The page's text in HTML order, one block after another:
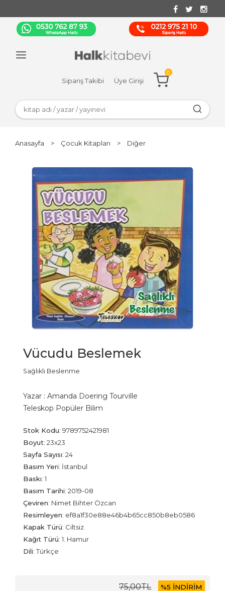
Sipariş Takibi Üye Girişi
0
Anasayfa > Çocuk Kitapları > Diğer
Vücudu Beslemek
Sağlıklı Beslenme
Yazar : Amanda Doering Tourville
Teleskop Popüler Bilim
Stok Kodu: 9789752421981
Boyut: 23x23
Sayfa Sayısı: 24
Basım Yeri: İstanbul
Baskı: 1
Basım Tarihi: 2019-08
Çeviren: Nimet Bihter Özcan
Resimleyen: ef8a1f30e88e46b4b65cc850b8eb0586
Kapak Türü: Ciltsiz
Kağıt Türü: 1. Hamur
Dili:Türkçe
75,00TL %5 İNDİRİM